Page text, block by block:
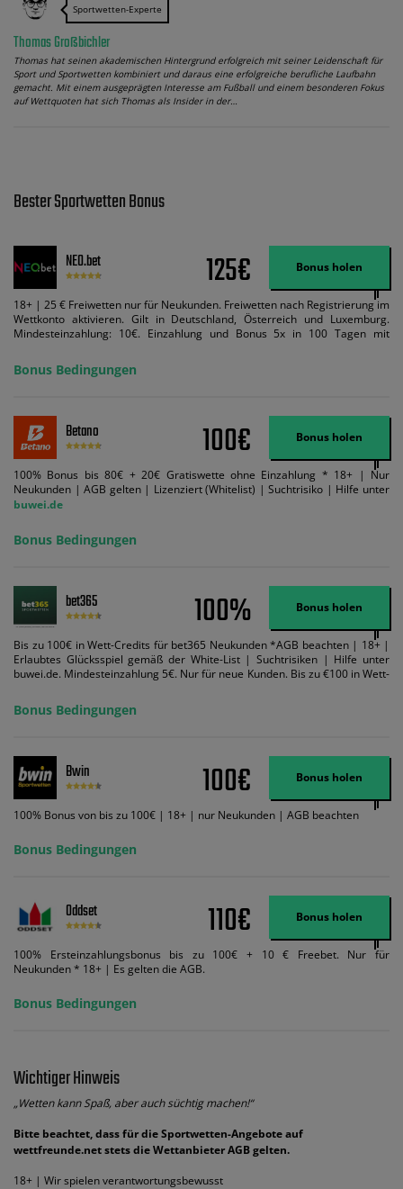
Sportwetten-Experte
Thomas Großbichler
Thomas hat seinen akademischen Hintergrund erfolgreich mit seiner Leidenschaft für
Sport und Sportwetten kombiniert und daraus eine erfolgreiche berufliche Laufbahn
gemacht. Mit einem ausgeprägten Interesse am Fußball und einem besonderen Fokus
auf Wettquoten hat sich Thomas als Insider in der…
Bester Sportwetten Bonus
NEO.bet 125€ Bonus holen
18+ | 25 € Freiwetten nur für Neukunden. Freiwetten nach Registrierung im
Wettkonto aktivieren. Gilt in Deutschland, Österreich und Luxemburg.
Mindesteinzahlung: 10€. Einzahlung und Bonus 5x in 100 Tagen mit
Bedingungen können geändert werden. AGB gelten. Lizenziert; Hilfe bei
Suchtrisiken: buwei.de.
Bonus Bedingungen
Betano 100€ Bonus holen
100% Bonus bis 80€ + 20€ Gratiswette ohne Einzahlung * 18+ | Nur
Neukunden | AGB gelten | Lizenziert (Whitelist) | Suchtrisiko | Hilfe unter
buwei.de
Bonus Bedingungen
bet365 100% Bonus holen
Bis zu 100€ in Wett-Credits für bet365 Neukunden *AGB beachten | 18+ |
Erlaubtes Glücksspiel gemäß der White-List | Suchtrisiken | Hilfe unter
buwei.de. Mindesteinzahlung 5€. Nur für neue Kunden. Bis zu €100 in Wett-
ein und wir geben Ihnen die entsprechende qualifizierende Einzahlung in
Wett-Credits, wenn Sie qualifizierende Wetten im gleichen Wert platzieren
Wett-Credits aus. Es gelten die AGB, Zeitlimits und Ausnahmen. Der Bonus-
Code VIPANGEBOT kann während der Anmeldung benutzt werden, jedoch
ändert dies den Angebotsbetrag in keinster Weise.
Bonus Bedingungen
Bwin 100€ Bonus holen
100% Bonus von bis zu 100€ | 18+ | nur Neukunden | AGB beachten
Bonus Bedingungen
Oddset 110€ Bonus holen
100% Ersteinzahlungsbonus bis zu 100€ + 10 € Freebet. Nur für
Neukunden * 18+ | Es gelten die AGB.
Bonus Bedingungen
Wichtiger Hinweis
„Wetten kann Spaß, aber auch süchtig machen!“
Bitte beachtet, dass für die Sportwetten-Angebote auf
wettfreunde.net stets die Wettanbieter AGB gelten.
18+ | Wir spielen verantwortungsbewusst